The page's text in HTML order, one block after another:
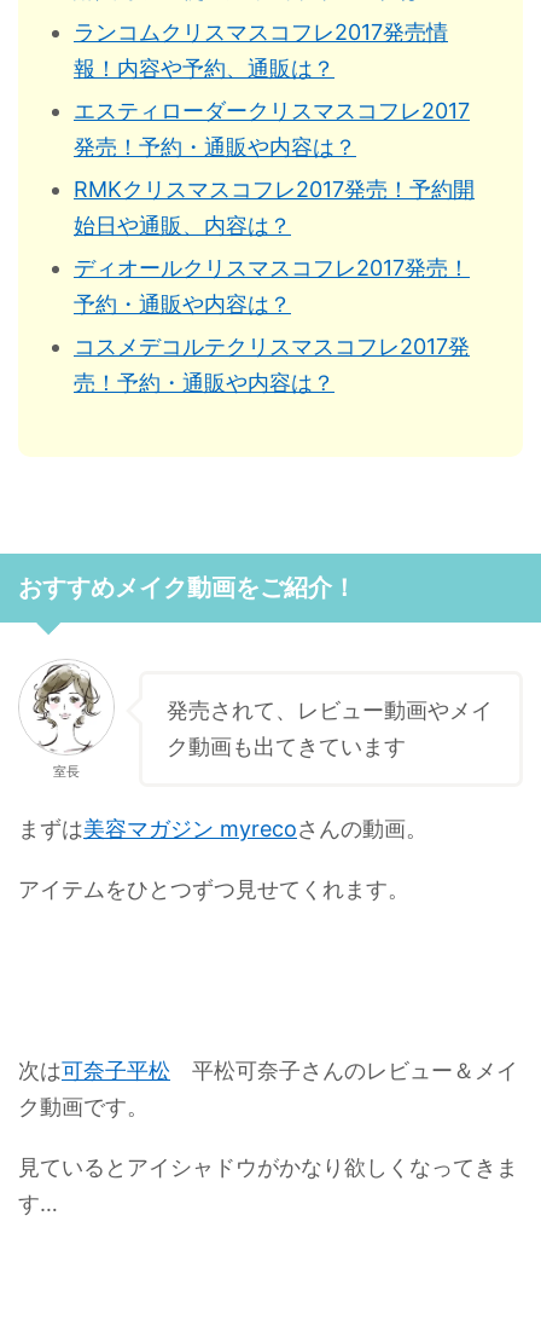
ランコムクリスマスコフレ2017発売情
報！内容や予約、通販は？
エスティローダークリスマスコフレ2017
発売！予約・通販や内容は？
RMKクリスマスコフレ2017発売！予約開
始日や通販、内容は？
ディオールクリスマスコフレ2017発売！
予約・通販や内容は？
コスメデコルテクリスマスコフレ2017発
売！予約・通販や内容は？
おすすめメイク動画をご紹介！
室長
発売されて、レビュー動画やメイ
ク動画も出てきています
まずは美容マガジン myrecoさんの動画。
アイテムをひとつずつ見せてくれます。
次は可奈子平松 平松可奈子さんのレビュー＆メイ
ク動画です。
見ているとアイシャドウがかなり欲しくなってきま
す…